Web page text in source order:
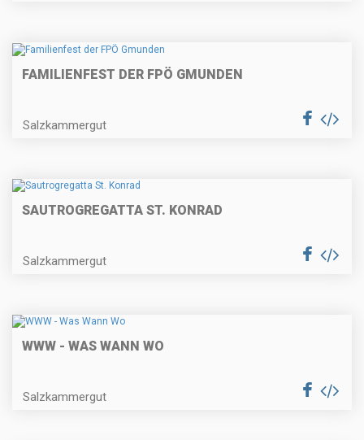
FAMILIENFEST DER FPÖ GMUNDEN
Salzkammergut
SAUTROGREGATTA ST. KONRAD
Salzkammergut
WWW - WAS WANN WO
Salzkammergut